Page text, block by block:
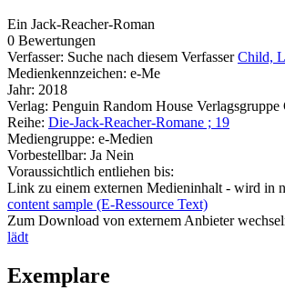
Ein Jack-Reacher-Roman
0 Bewertungen
Verfasser: Suche nach diesem Verfasser Child,
Medienkennzeichen: e-Me
Jahr: 2018
Verlag: Penguin Random House Verlagsgruppe
Reihe: Die-Jack-Reacher-Romane ; 19
Mediengruppe: e-Medien
Vorbestellbar: Ja Nein
Voraussichtlich entliehen bis:
Link zu einem externen Medieninhalt - wird in
content sample (E-Ressource Text)
Zum Download von externem Anbieter
lädt
Exemplare